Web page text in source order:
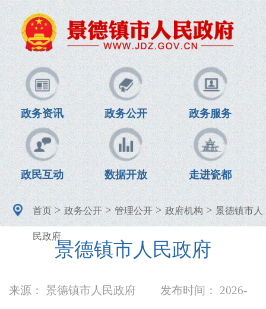
政务资讯 政务公开 政务服务
政民互动 数据开放 走进瓷都
首页>政务公开>管理公开>政府机构>景德镇市人
民政府
景德镇市人民政府
来源： 景德镇市人民政府 发布时间： 2026-